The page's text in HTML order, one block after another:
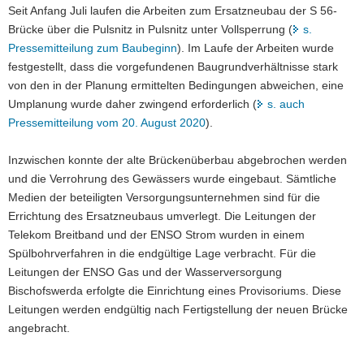
a
v
i
g
a
t
i
n
Seit Anfang Juli laufen die Arbeiten zum Ersatzneubau der S 56-
Brücke über die Pulsnitz in Pulsnitz unter Vollsperrung (
s.
Pressemitteilung zum Baubeginn). Im Laufe der Arbeiten wurde
festgestellt, dass die vorgefundenen Baugrundverhältnisse stark
von den in der Planung ermittelten Bedingungen abweichen, eine
Umplanung wurde daher zwingend erforderlich (
s. auch
Pressemitteilung vom 20. August 2020).
Inzwischen konnte der alte Brückenüberbau abgebrochen werden
und die Verrohrung des Gewässers wurde eingebaut. Sämtliche
Medien der beteiligten Versorgungsunternehmen sind für die
Errichtung des Ersatzneubaus umverlegt. Die Leitungen der
Telekom Breitband und der ENSO Strom wurden in einem
Spülbohrverfahren in die endgültige Lage verbracht. Für die
Leitungen der ENSO Gas und der Wasserversorgung
Bischofswerda erfolgte die Einrichtung eines Provisoriums. Diese
Leitungen werden endgültig nach Fertigstellung der neuen Brücke
angebracht.